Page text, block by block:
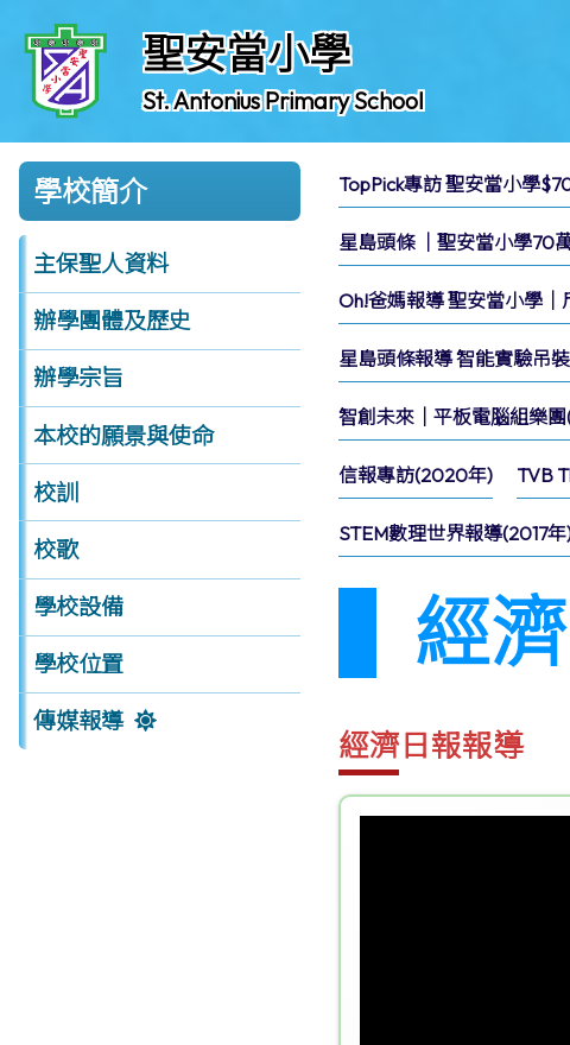
聖安當小學
St. Antonius Primary School
學校簡介
主保聖人資料
辦學團體及歷史
辦學宗旨
本校的願景與使命
校訓
校歌
學校設備
學校位置
傳媒報導
TopPick專訪 聖安當小學
星島頭條 │聖安當小學70
Oh!爸媽報導 聖安當小學
星島頭條報導 智能實驗吊
智創未來｜平板電腦組樂
信報專訪(2020年) TVB
STEM數理世界報導(2017年
經
經濟日報報導